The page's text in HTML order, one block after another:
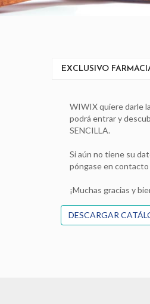
EXCLUSIVO
WIWIX quiere darle
podrá entrar y
SENCILLA.
Si aún no tiene su
póngase en
¡Muchas gracias y
DESCARGAR